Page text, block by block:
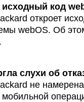
исходный код
откроет
webOS. Об
слухи об
не намерена